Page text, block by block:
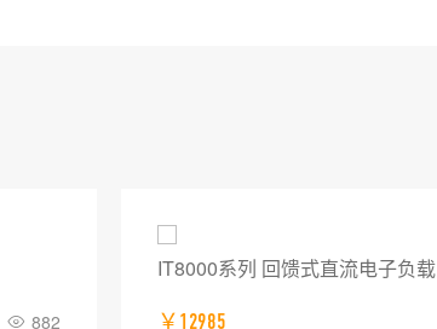
882
IT8000系列 回馈式直流电子负载
￥12985